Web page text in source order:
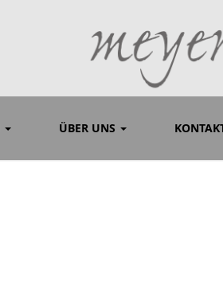
ÜBER UNS